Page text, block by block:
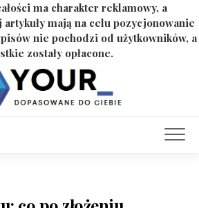
ma charakter reklamowy, a
mają na celu pozycjonowanie
nie pochodzi od użytkowników, a
zostały opłacone.